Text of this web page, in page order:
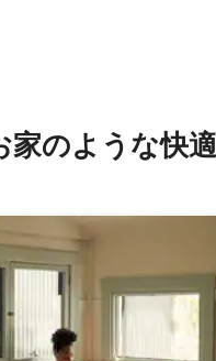
家のような快⁠